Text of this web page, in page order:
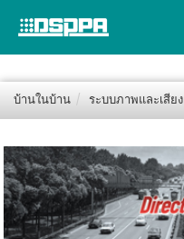
บ้านในบ้าน ระบบภาพและเสียง